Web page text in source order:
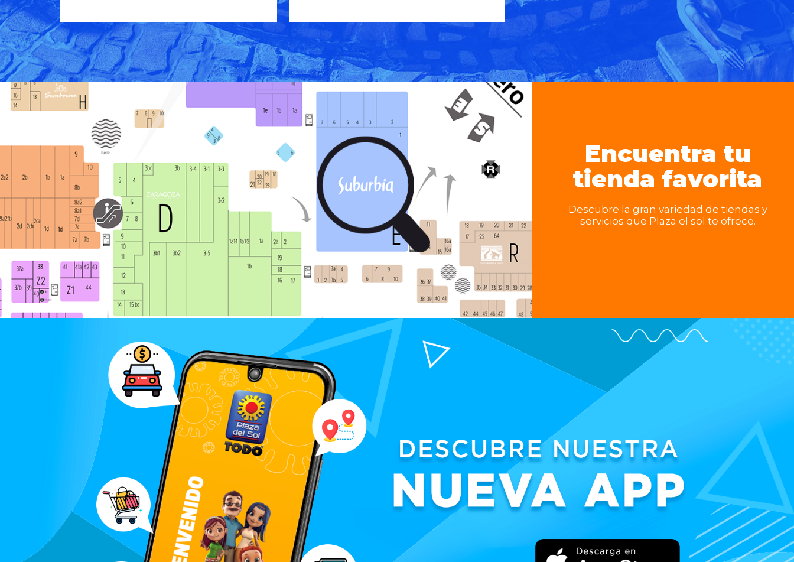
Encuentra tu
tienda favorita
Descubre la gran variedad de tiendas y
servicios que Plaza el sol te ofrece.